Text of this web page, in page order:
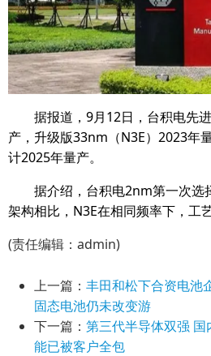
据报道，9月12日，台积电先
产，升级版33nm（N3E）2023年
计2025年量产。
据介绍，台积电2nm第一次选
架构相比，N3E在相同频率下，工
(责任编辑：admin)
上一篇： 丰田和松下合资电池
固态电池仍未改变游
下一篇： 第三代半导体双强
能已被客户全包